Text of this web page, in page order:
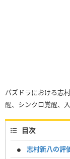
パズドラにおける志
醒、シンクロ覚醒、
目次
志村新八の評